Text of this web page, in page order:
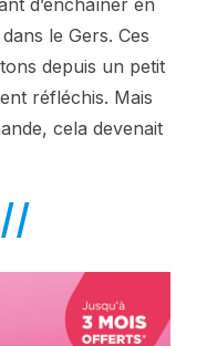
le Gers. Ces
depuis un petit
réfléchis. Mais
cela devenait
//